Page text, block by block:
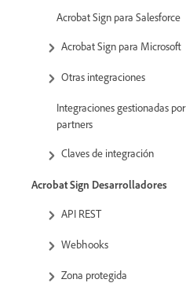
Acrobat Sign para Salesforce
Acrobat Sign para Microsoft
Otras integraciones
Integraciones gestionadas por
partners
Claves de integración
Acrobat Sign Desarrolladores
API REST
Webhooks
Zona protegida